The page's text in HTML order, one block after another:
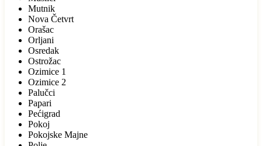
Mutnik
Nova Četvrt
Orašac
Orljani
Osredak
Ostrožac
Ozimice 1
Ozimice 2
Palučci
Papari
Pećigrad
Pokoj
Pokojske Majne